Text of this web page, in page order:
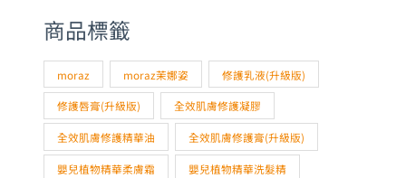
商品標籤
moraz moraz茉娜姿 修護乳液(升級版)
修護唇膏(升級版) 全效肌膚修護凝膠
全效肌膚修護精華油 全效肌膚修護膏(升級版)
嬰兒植物精華柔膚霜 嬰兒植物精華洗髮精